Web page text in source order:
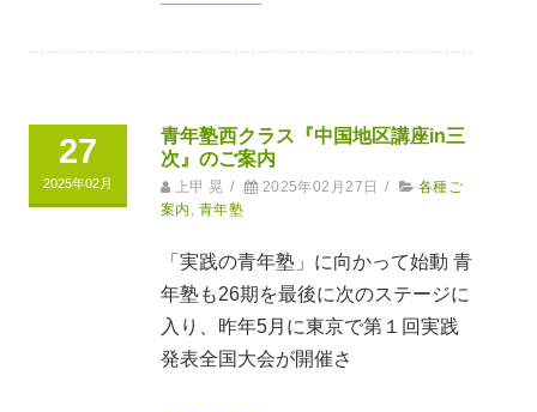
27
2025年02月
青年塾西クラス『中国地区講座in三
次』のご案内
上甲 晃 / 2025年02月27日 /
各種ご
案内
青年塾
「実践の青年塾」に向かって始動 青
年塾も26期を最後に次のステージに
入り、昨年5月に東京で第１回実践
発表全国大会が開催さ